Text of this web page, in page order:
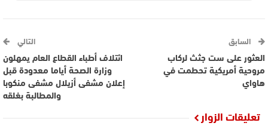
السابق
العثور على ست جثث لركاب
مروحية أمريكية تحطمت في
هاواي
التالي
ائتلاف أطباء القطاع العام يمهلون
وزارة الصحة أياما معدودة قبل
إعلان مشفى أزيلال مشفى منكوبا
والمطالبة بغلقه
تعليقات الزوار